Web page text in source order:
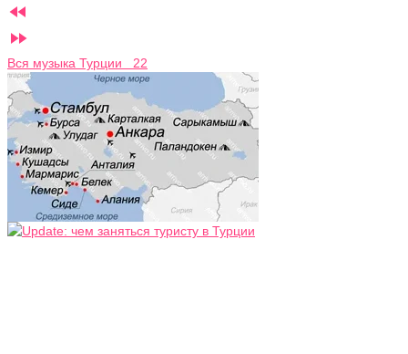


Вся музыка Турции 22